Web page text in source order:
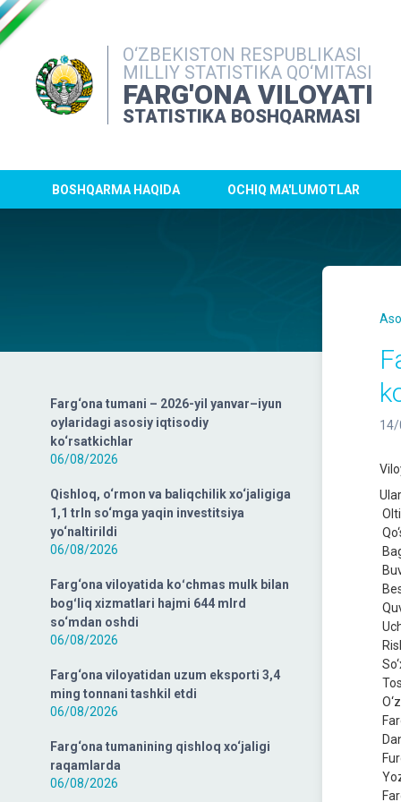
O‘ZBEKISTON RESPUBLIKASI
MILLIY STATISTIKA QO‘MITASI
FARG'ONA VILOYATI
STATISTIKA BOSHQARMASI
BOSHQARMA HAQIDA OCHIQ MA'LUMOTLAR
Farg‘ona tumani – 2026-yil yanvar–iyun
oylaridagi asosiy iqtisodiy
ko‘rsatkichlar
06/08/2026
Qishloq, o‘rmon va baliqchilik xo‘jaligiga
1,1 trln so‘mga yaqin investitsiya
yo‘naltirildi
06/08/2026
Farg‘ona viloyatida koʻchmas mulk bilan
bogʻliq xizmatlari hajmi 644 mlrd
so‘mdan oshdi
06/08/2026
Farg‘ona viloyatidan uzum eksporti 3,4
ming tonnani tashkil etdi
06/08/2026
Farg‘ona tumanining qishloq xo‘jaligi
raqamlarda
06/08/2026